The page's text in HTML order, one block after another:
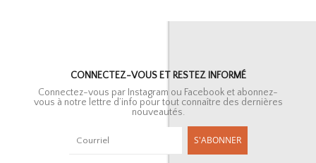
CONNECTEZ-VOUS ET RESTEZ INFORMÉ
Connectez-vous par Instagram ou Facebook et abonnez-
vous à notre lettre d’info pour tout connaître des dernières
nouveautés.
S'ABONNER